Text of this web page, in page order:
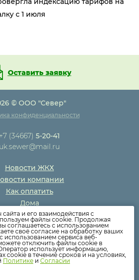
с 1 июля
Оставить заявку
© ООО "Север"
конфиденциальности
+7 (34667) 5-20-41
uk.sewer@mail.ru
Новости ЖКХ
компании
Как оплатить
Дома
информации
Вопросы
и его взаимодействия с
файлы cookie. Продолжая
соглашаетесь с использованием
своё согласие на обработку ваших
использованием сервиса веб-
отключить файлы cookie в
использует информацию,
cookie в течение сроков и на условиях,
Политике и Согласии